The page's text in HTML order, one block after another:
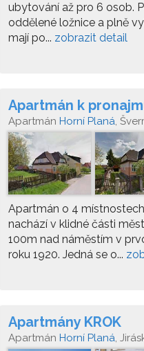
ubytování až pro 6 osob.
oddělené ložnice a plně
mají po... zobrazit detail
Apartmán k
Apartmán Horní Planá,
Apartmán o 4
nachází v klidné části
100m nad náměstím v
roku 1920. Jedná se o...
Apartmány KROK
Apartmán Horní Planá,